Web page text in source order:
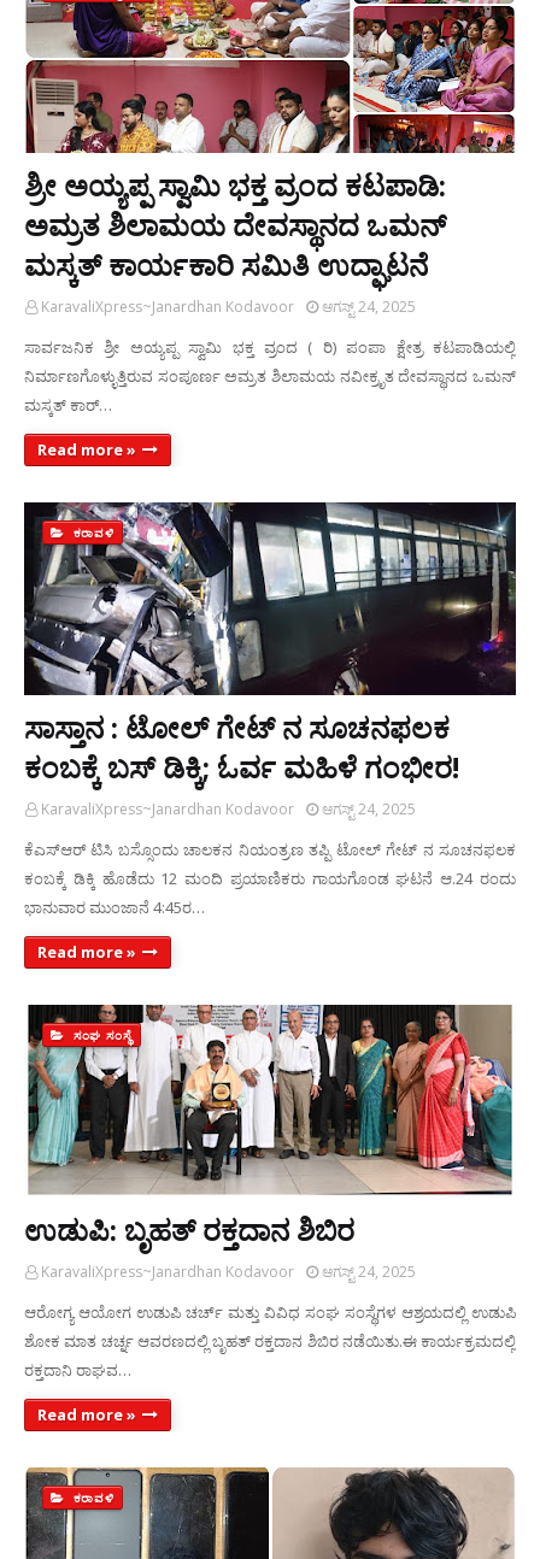
ಶ್ರೀ ಅಯ್ಯಪ್ಪ ಸ್ವಾಮಿ ಭಕ್ತ ವ್ರಂದ ಕಟಪಾಡಿ:
ಅಮ್ರತ ಶಿಲಾಮಯ ದೇವಸ್ಥಾನದ ಒಮನ್
ಮಸ್ಕತ್ ಕಾರ್ಯಕಾರಿ ಸಮಿತಿ ಉದ್ಘಾಟನೆ
KaravaliXpress~Janardhan Kodavoor ಆಗಸ್ಟ್ 24, 2025
ಸಾರ್ವಜನಿಕ ಶ್ರೀ ಅಯ್ಯಪ್ಪ ಸ್ವಾಮಿ ಭಕ್ತ ವ್ರಂದ ( ರಿ) ಪಂಪಾ ಕ್ಷೇತ್ರ ಕಟಪಾಡಿಯಲ್ಲಿ
ನಿರ್ಮಾಣಗೊಳ್ಳುತ್ತಿರುವ ಸಂಪೂರ್ಣ ಅಮ್ರತ ಶಿಲಾಮಯ ನವೀಕ್ರೃತ ದೇವಸ್ಥಾನದ ಒಮನ್
ಮಸ್ಕತ್ ಕಾರ್…
Read more »
ಕರಾವಳಿ
ಸಾಸ್ತಾನ : ಟೋಲ್ ಗೇಟ್ ನ ಸೂಚನಫಲಕ
ಕಂಬಕ್ಕೆ ಬಸ್ ಡಿಕ್ಕಿ; ಓರ್ವ ಮಹಿಳೆ ಗಂಭೀರ!
KaravaliXpress~Janardhan Kodavoor ಆಗಸ್ಟ್ 24, 2025
ಕೆಎಸ್ಆರ್ ಟಿಸಿ ಬಸ್ಸೊಂದು ಚಾಲಕನ ನಿಯಂತ್ರಣ ತಪ್ಪಿ ಟೋಲ್ ಗೇಟ್ ನ ಸೂಚನಫಲಕ
ಕಂಬಕ್ಕೆ ಡಿಕ್ಕಿ ಹೊಡೆದು 12 ಮಂದಿ ಪ್ರಯಾಣಿಕರು ಗಾಯಗೊಂಡ ಘಟನೆ ಆ.24 ರಂದು
ಭಾನುವಾರ ಮುಂಜಾನೆ 4:45ರ…
Read more »
ಸಂಘ ಸಂಸ್ಥೆ
ಉಡುಪಿ: ಬೃಹತ್ ರಕ್ತದಾನ ಶಿಬಿರ
KaravaliXpress~Janardhan Kodavoor ಆಗಸ್ಟ್ 24, 2025
ಆರೋಗ್ಯ ಆಯೋಗ ಉಡುಪಿ ಚರ್ಚ್ ಮತ್ತು ವಿವಿಧ ಸಂಘ ಸಂಸ್ಥೆಗಳ ಆಶ್ರಯದಲ್ಲಿ ಉಡುಪಿ
ಶೋಕ ಮಾತ ಚರ್ಚ್ನ ಆವರಣದಲ್ಲಿ ಬೃಹತ್ ರಕ್ತದಾನ ಶಿಬಿರ ನಡೆಯಿತು.ಈ ಕಾರ್ಯಕ್ರಮದಲ್ಲಿ
ರಕ್ತದಾನಿ ರಾಘವ…
Read more »
ಕರಾವಳಿ